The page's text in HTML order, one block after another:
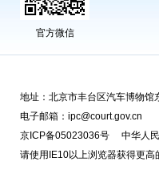
官方微信
地址：北京市丰台区汽车博物
电子邮箱：ipc@court.gov.cn
京ICP备05023036号 中华人民
请使用IE10以上浏览器获得更高